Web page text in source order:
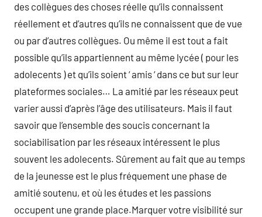
des collègues des choses réelle qu’ils connaissent
réellement et d’autres qu’ils ne connaissent que de vue
ou par d’autres collègues. Ou même il est tout a fait
possible qu’ils appartiennent au même lycée ( pour les
adolecents ) et qu’ils soient ‘ amis ‘ dans ce but sur leur
plateformes sociales… La amitié par les réseaux peut
varier aussi d’après l’âge des utilisateurs. Mais il faut
savoir que l’ensemble des soucis concernant la
sociabilisation par les réseaux intéressent le plus
souvent les adolecents. Sûrement au fait que au temps
de la jeunesse est le plus fréquement une phase de
amitié soutenu, et où les études et les passions
occupent une grande place.Marquer votre visibilité sur